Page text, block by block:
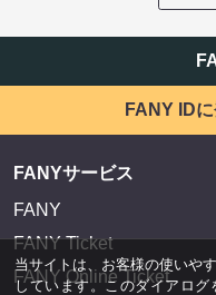
FANY ID
FANYサービス
FANY
FANY Ticket
FANY Online Ticket
当サイトは、お客様の使いや
しています。このダイアロ